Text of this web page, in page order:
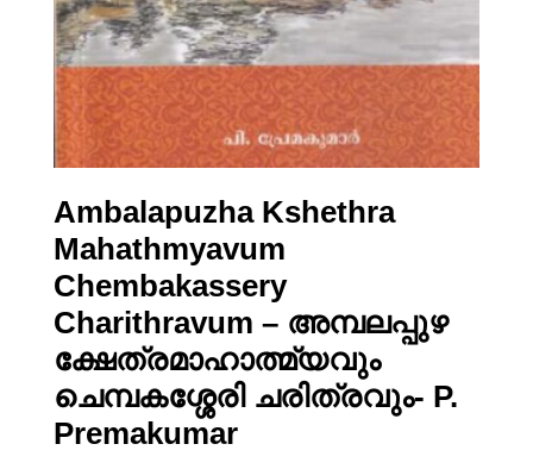
Ambalapuzha Kshethra
Mahathmyavum
Chembakassery
Charithravum – അമ്പലപ്പുഴ
ക്ഷേത്രമാഹാത്മ്യവും
ചെമ്പകശ്ശേരി ചരിത്രവും- P.
Premakumar